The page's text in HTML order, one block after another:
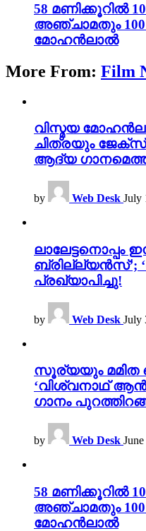
58 മണിക്കൂറിൽ
അഞ്ചാമതും
മോഹൻലാൽ
More From: Film
വിസ്മയ
ചിത്രയും ജേക്സ്
ആദ്യ
by Web Desk July
ലാലേട്ടനൊപ്പം
ബ്രില്ല്യൻസ്’;
പ്രഖ്യാപിച്ചു!
by Web Desk July
സൂര്യയും മമിത
‘വിശ്വനാഥ്
ഗാനം
by Web Desk
58 മണിക്കൂറിൽ
അഞ്ചാമതും
മോഹൻലാൽ